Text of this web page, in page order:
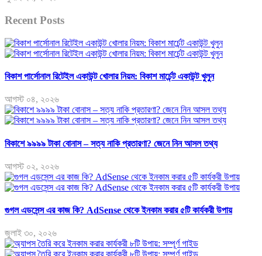
Recent Posts
বিকাশ পার্সোনাল রিটেইল একাউন্ট খোলার নিয়ম: বিকাশ মার্চেন্ট একাউন্ট খুলুন
আগস্ট ০৪, ২০২৬
বিকাশে ৯৯৯৯ টাকা বোনাস – সত্য নাকি প্রতারণা? জেনে নিন আসল তথ্য
আগস্ট ০২, ২০২৬
গুগল এডসেন্স এর কাজ কি? AdSense থেকে ইনকাম করার ৫টি কার্যকরী উপায়
জুলাই ৩০, ২০২৬